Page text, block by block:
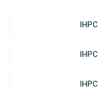
IHPC
IHPC
IHPC